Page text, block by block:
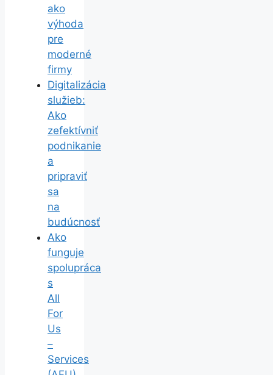
ako
výhoda
pre
moderné
firmy
Digitalizácia
služieb:
Ako
zefektívniť
podnikanie
a
pripraviť
sa
na
budúcnosť
Ako
funguje
spolupráca
s
All
For
Us
–
Services